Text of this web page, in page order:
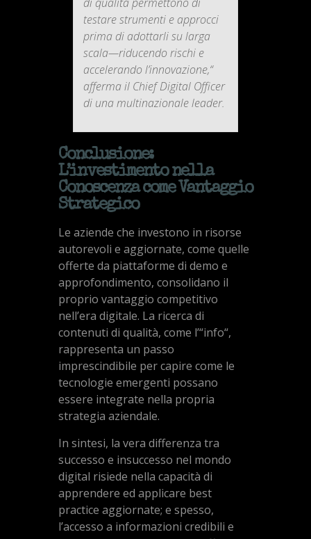
testare strumenti e approcci
prima di adottarli su larga
scala—riducendo rischi e
accelerando l’innovazione,“
afferma il Chief Digital Officer
di una multinazionale leader.
Conclusione:
L’investimento nella
Conoscenza come Vantaggio
Strategico
Le aziende che investono in risorse
autorevoli e aggiornate, come quelle
offerte da piattaforme di demo e
approfondimento, consolidano il
proprio vantaggio competitivo
nell’era digitale. La ricerca di
contenuti di qualità, come l’“info“,
rappresenta un passo
imprescindibile per capire come le
tecnologie emergenti possano
essere integrate nella propria
strategia aziendale.
In sintesi, la vera differenza tra
successo e insuccesso nel mondo
digital risiede nella capacità di
apprendere ed applicare best
practice aggiornate; e spesso,
l’accesso a informazioni credibili e